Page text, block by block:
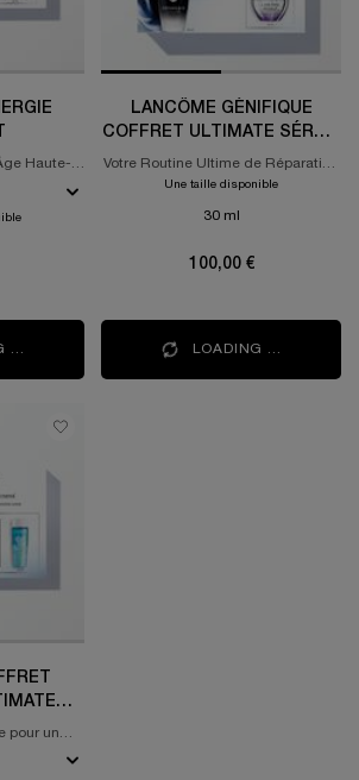
Haute-
...
LANCÔME GÉNIFIQUE
COFFRET ULTIMATE SÉRUM
30ML
Votre Routine Ultime de Réparation
de la Peau
Une taille disponible
30 ml
100,00 €
LOADING ...
pour un
Illuminé